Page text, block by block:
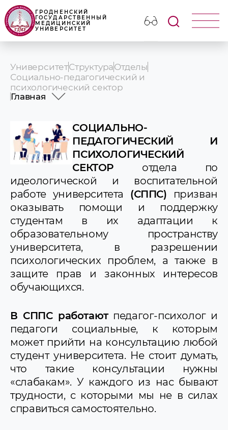
ГРОДНЕНСКИЙ
ГОСУДАРСТВЕННЫЙ
МЕДИЦИНСКИЙ
УНИВЕРСИТЕТ
УниверситетСтруктураОтделы
Социально-педагогический и
психологический сектор
Главная
График работы. Контакты
Сотрудники
Запись на консультацию к педагогу-
психологу
Информация психолога
Электронный ресурс педагога-психолога
Мигуро В.В.
Useful information for students
В помощь куратору и преподавателю
Обращение к педагогу социальному
Социальная поддержка студентов
Одаренная молодежь
Семейное воспитание. Студенческим
семьям
Временная трудовая занятость студентов
в свободное время от учебы и в период
Правовое просвещение
Пропаганда ЗОЖ
Визуальные информационные
материалы
СОЦИАЛЬНО-
ПЕДАГОГИЧЕСКИЙ И
ПСИХОЛОГИЧЕСКИЙ
СЕКТОР отдела по
идеологической и воспитательной
работе университета (СППС) призван
оказывать помощи и поддержку
студентам в их адаптации к
образовательному пространству
университета, в разрешении
психологических проблем, а также в
защите прав и законных интересов
обучающихся.
В СППС работаютпедагог-психолог и
педагоги социальные, к которым
может прийти на консультацию любой
студент университета. Не стоит думать,
что такие консультации нужны
«слабакам». У каждого из нас бывают
трудности, с которыми мы не в силах
справиться самостоятельно.